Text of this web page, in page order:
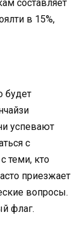
составляет
в 15%,
будет
успевают
с
теми, кто
приезжает
вопросы.
флаг.